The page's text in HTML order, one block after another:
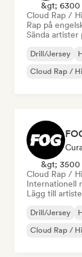
&gt; 6300
Cloud Rap /
Rap på
Sända artister
Drill/Jersey
Cloud Rap /
&gt; 3500
Cloud Rap /
Internationell
Lägg till
Drill/Jersey
Cloud Rap /